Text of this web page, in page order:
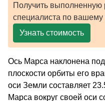
Получить выполненную
специалиста по вашему
Узнать стоимость
Ось Марса наклонена
плоскости орбиты его
оси Земли составляет
Марса вокруг своей оси